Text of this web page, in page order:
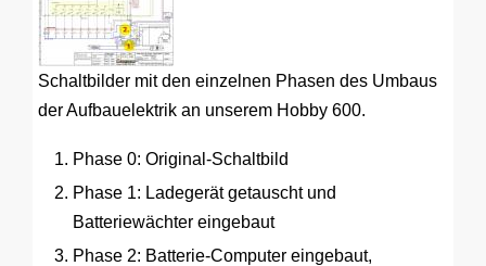
Schaltbilder mit den einzelnen Phasen des Umbaus
der Aufbauelektrik an unserem Hobby 600.
Phase 0: Original-Schaltbild
Phase 1: Ladegerät getauscht und
Batteriewächter eingebaut
Phase 2: Batterie-Computer eingebaut,